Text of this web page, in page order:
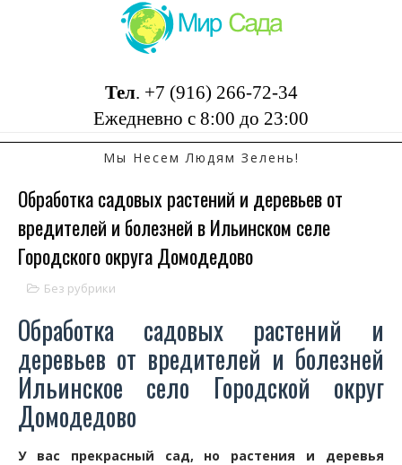
Тел. +7 (916) 266-72-34
Ежедневно с 8:00 до 23:00
Мы Несем Людям Зелень!
Обработка садовых растений и деревьев от
вредителей и болезней в Ильинском селе
Городского округа Домодедово
Без рубрики
Обработка садовых растений и
деревьев от вредителей и болезней
Ильинское село Городской округ
Домодедово
У вас прекрасный сад, но растения и деревья